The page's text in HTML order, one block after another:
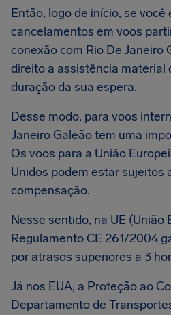
Então, logo de início, se
cancelamentos em voos
conexão com Rio De Janeiro
direito a assistência material
duração da sua espera.
Desse modo, para voos
Janeiro Galeão tem uma
Os voos para a União
Unidos podem estar sujeitos
compensação.
Nesse sentido, na UE (União
Regulamento CE 261/2004
por atrasos superiores a 3
Já nos EUA, a Proteção ao
Departamento de